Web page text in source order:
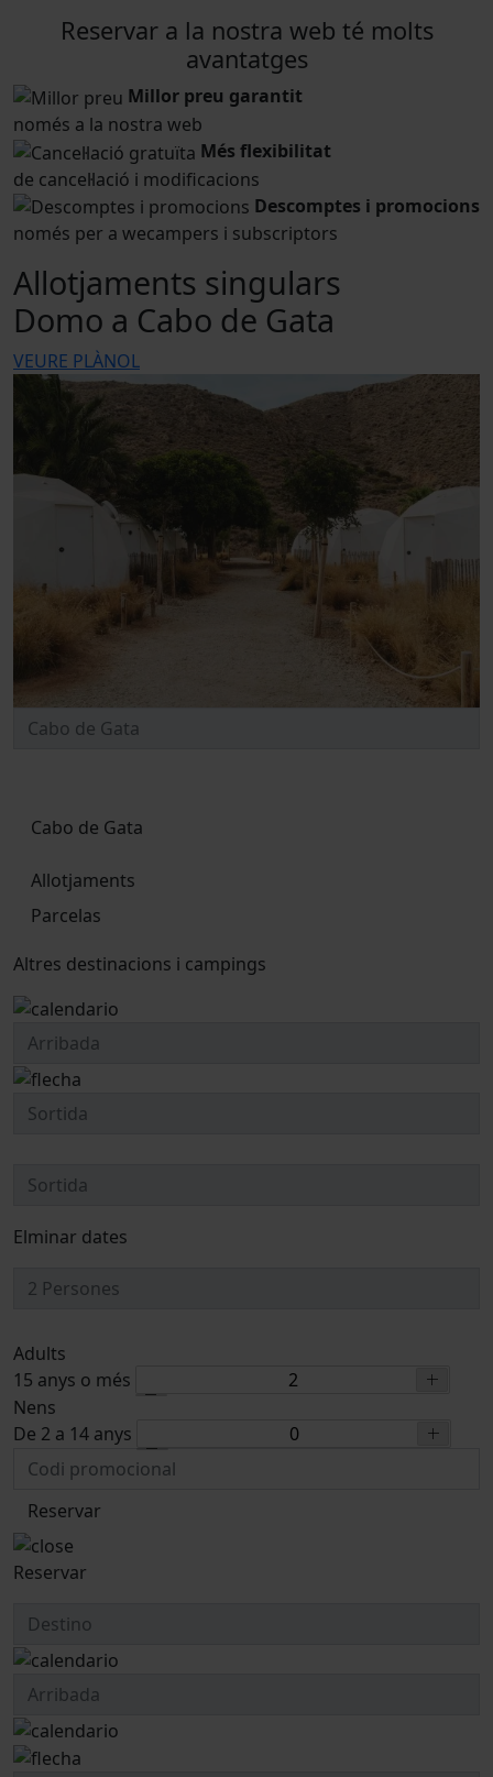
Reservar a la nostra web té molts
avantatges
Millor preu garantit
només a la nostra web
Més flexibilitat
de cancel·lació i modificacions
Descomptes i promocions
només per a wecampers i subscriptors
Allotjaments singulars
Domo a Cabo de Gata
VEURE PLÀNOL
Cabo de Gata
Allotjaments
Parcelas
Altres destinacions i campings
Elminar dates
Adults
15 anys o més
Nens
De 2 a 14 anys
Reservar
Reservar